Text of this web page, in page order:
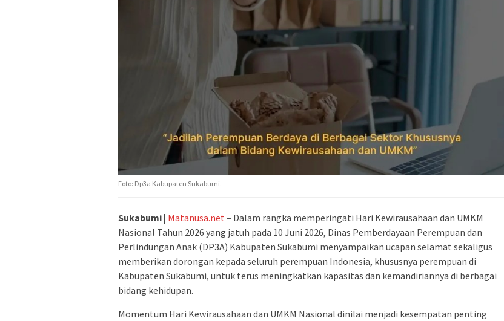
Foto: Dp3a Kabupaten Sukabumi.
Sukabumi | Matanusa.net – Dalam rangka memperingati Hari Kewirausahaan dan UMKM
Nasional Tahun 2026 yang jatuh pada 10 Juni 2026, Dinas Pemberdayaan Perempuan dan
Perlindungan Anak (DP3A) Kabupaten Sukabumi menyampaikan ucapan selamat sekaligus
memberikan dorongan kepada seluruh perempuan Indonesia, khususnya perempuan di
Kabupaten Sukabumi, untuk terus meningkatkan kapasitas dan kemandiriannya di berbagai
bidang kehidupan.
Momentum Hari Kewirausahaan dan UMKM Nasional dinilai menjadi kesempatan penting